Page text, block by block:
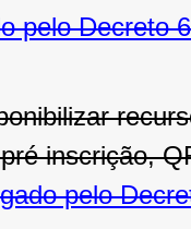
pelo Decreto
inscrição,
pelo